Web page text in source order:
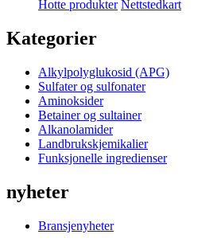
Hotte produkter Nettstedkart
Kategorier
Alkylpolyglukosid (APG)
Sulfater og sulfonater
Aminoksider
Betainer og sultainer
Alkanolamider
Landbrukskjemikalier
Funksjonelle ingredienser
nyheter
Bransjenyheter